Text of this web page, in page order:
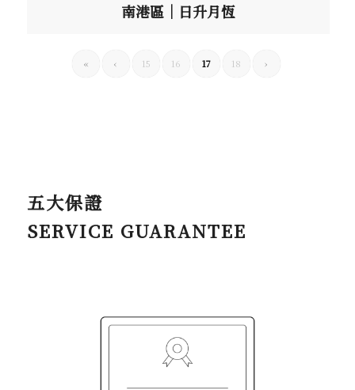
南港區｜日升月恆
« ‹ 15 16 17 18 ›
五大保證
SERVICE GUARANTEE